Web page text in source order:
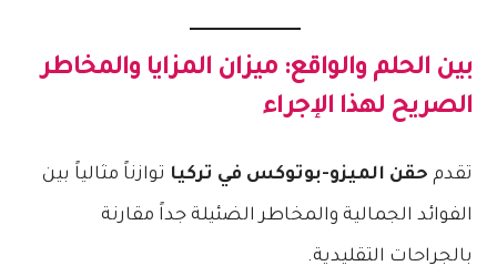
بين الحلم والواقع: ميزان المزايا والمخاطر
الصريح لهذا الإجراء
تقدم حقن الميزو-بوتوكس في تركيا توازناً مثالياً بين
الفوائد الجمالية والمخاطر الضئيلة جداً مقارنة
بالجراحات التقليدية.